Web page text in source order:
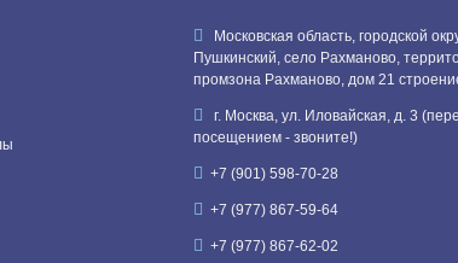
Московская область, городской
Пушкинский, село Рахманово,
промзона Рахманово, дом 21
г. Москва, ул. Иловайская, д. 3
посещением - звоните!)
+7 (901) 598-70-28
+7 (977) 867-59-64
+7 (977) 867-62-02